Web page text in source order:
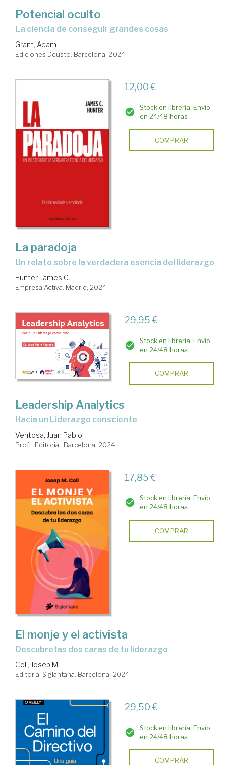
Potencial oculto
la ciencia de conseguir grandes cosas
Grant, Adam
Ediciones Deusto. Barcelona, 2024
12,00 €
Stock en librería. Envío
en 24/48 horas
COMPRAR
La paradoja
un relato sobre la verdadera esencia del liderazgo
Hunter, James C.
Empresa Activa. Madrid, 2024
29,95 €
Stock en librería. Envío
en 24/48 horas
COMPRAR
Leadership Analytics
Hacia un Liderazgo consciente
Ventosa, Juan Pablo
Profit Editorial. Barcelona, 2024
17,85 €
Stock en librería. Envío
en 24/48 horas
COMPRAR
El monje y el activista
descubre las dos caras de tu liderazgo
Coll, Josep M.
Editorial Siglantana. Barcelona, 2024
29,50 €
Stock en librería. Envío
en 24/48 horas
COMPRAR